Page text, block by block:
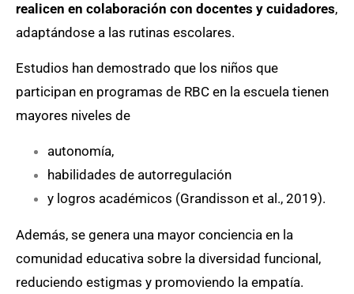
realicen en colaboración con docentes y cuidadores,
adaptándose a las rutinas escolares.
Estudios han demostrado que los niños que
participan en programas de RBC en la escuela tienen
mayores niveles de
autonomía,
habilidades de autorregulación
y logros académicos (Grandisson et al., 2019).
Además, se genera una mayor conciencia en la
comunidad educativa sobre la diversidad funcional,
reduciendo estigmas y promoviendo la empatía.